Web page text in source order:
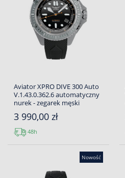
Aviator XPRO DIVE 300 Auto
V.1.43.0.362.6 automatyczny
nurek - zegarek męski
3 990,00 zł
48h
Nowość